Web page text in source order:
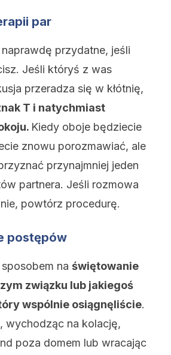
par
przydatne, jeśli
Jeśli któryś z was
przeradza się w kłótnię,
T i natychmiast
Kiedy oboje będziecie
znowu porozmawiać, ale
przynajmniej jeden
partnera. Jeśli rozmowa
powtórz procedurę.
postępów
na świętowanie
związku lub jakiegoś
wspólnie osiągnęliście.
wychodząc na kolację,
poza domem lub wracając